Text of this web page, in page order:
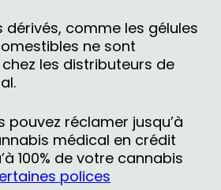
dérivés, comme les gélules
ne sont
les distributeurs de
pouvez réclamer jusqu’à
médical en crédit
100% de votre cannabis
polices